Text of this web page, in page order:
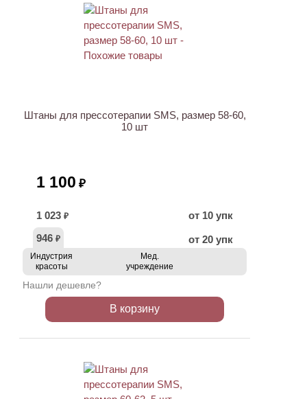
Штаны для прессотерапии SMS, размер 58-60,
10 шт
1 100 ₽
1 023 ₽
от 10 упк
946 ₽ от 20 упк
Индустрия
красоты
Мед.
учреждение
Нашли дешевле?
В корзину